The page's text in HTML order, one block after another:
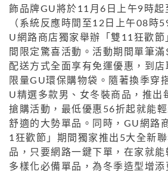
飾品牌GU將於11月6日上午9時起
（系統反應時間至12日上午08時
U網路商店獨家舉辦「雙11狂歡節
間限定驚喜活動。活動期間單筆
配送方式全面享有免運優惠，到店
限量GU環保購物袋。隨著換季穿
U精選多款男、女冬裝商品，推出
搶購活動，最低優惠56折起就能
舒適的大勢單品。同時，GU網路
1狂歡節」期間獨家推出5大全新
品，只要網路一鍵下單，在家就能
多樣化必備單品，為冬季造型增添